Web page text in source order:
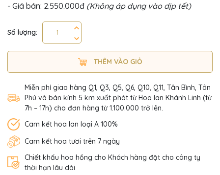
- Giá bán: 2.550.000đ (Không áp dụng vào dịp tết)
Số lượng:
THÊM VÀO GIỎ
Miễn phí giao hàng Q1, Q3, Q5, Q6, Q10, Q11, Tân Bình, Tân
Phú và bán kính 5 km xuất phát từ Hoa lan Khánh Linh (từ
7h – 17h) cho đơn hàng từ 1.100.000 trở lên.
Cam kết hoa lan loại A 100%
Cam kết hoa tươi trên 7 ngày
Chiết khấu hoa hồng cho Khách hàng đặt cho công ty
thời hạn lâu dài